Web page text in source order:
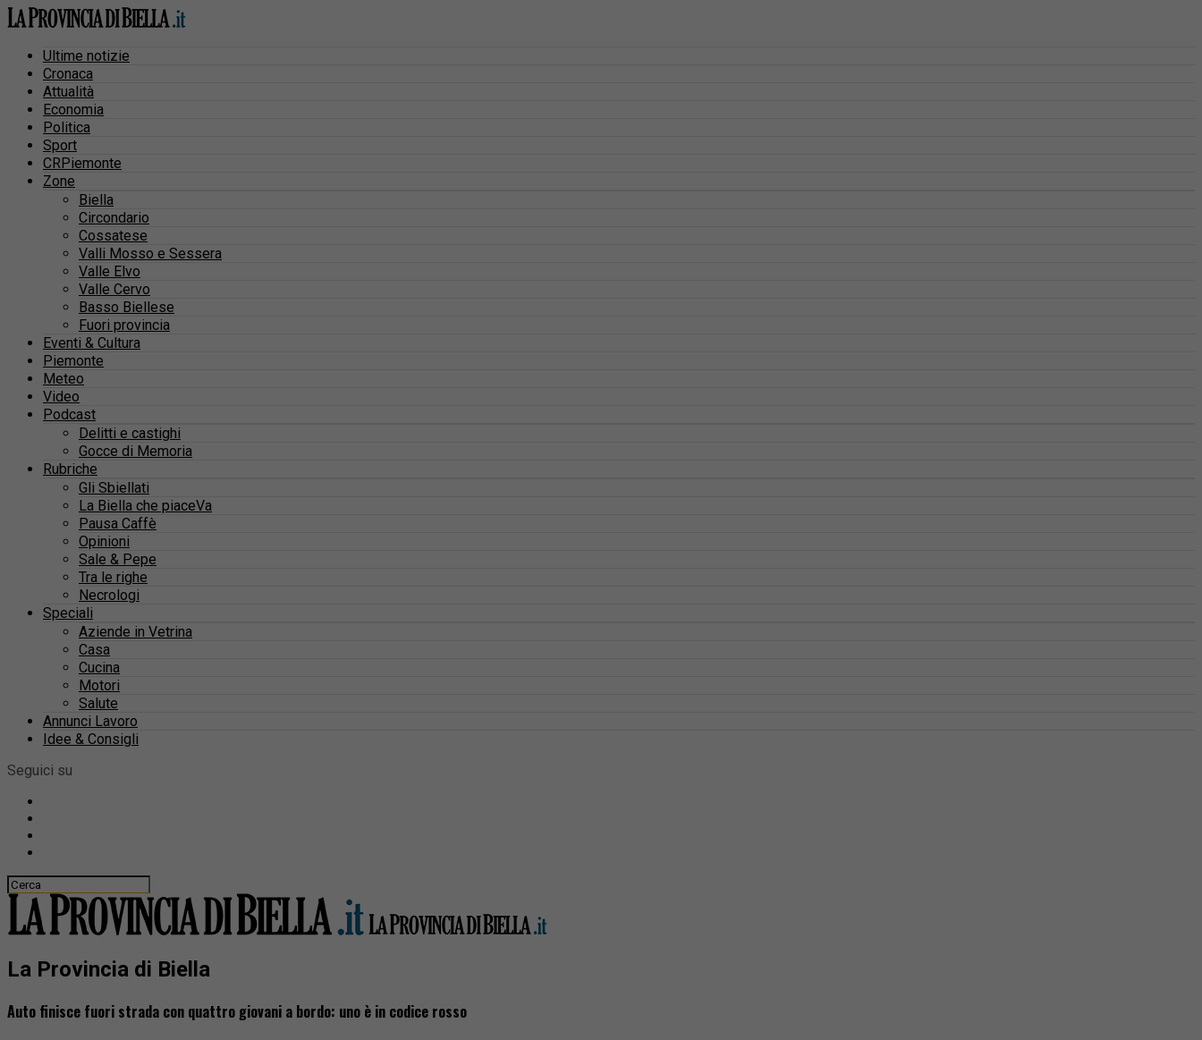
Ultime notizie
Cronaca
Attualità
Economia
Politica
Sport
CRPiemonte
Zone
Biella
Circondario
Cossatese
Valli Mosso e Sessera
Valle Elvo
Valle Cervo
Basso Biellese
Fuori provincia
Eventi & Cultura
Piemonte
Meteo
Video
Podcast
Delitti e castighi
Gocce di Memoria
Rubriche
Gli Sbiellati
La Biella che piaceVa
Pausa Caffè
Opinioni
Sale & Pepe
Tra le righe
Necrologi
Speciali
Aziende in Vetrina
Casa
Cucina
Motori
Salute
Annunci Lavoro
Idee & Consigli
Seguici su
La Provincia di Biella
Auto finisce fuori strada con quattro giovani a bordo: uno è in codice rosso